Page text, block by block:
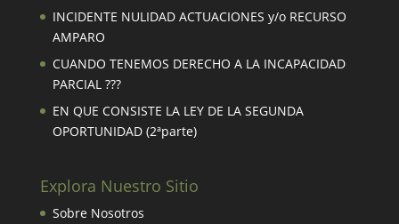
INCIDENTE NULIDAD ACTUACIONES y/o RECURSO
AMPARO
CUANDO TENEMOS DERECHO A LA INCAPACIDAD
PARCIAL ???
EN QUE CONSISTE LA LEY DE LA SEGUNDA
OPORTUNIDAD (2ªparte)
Explora Nuestro Sitio
Sobre Nosotros